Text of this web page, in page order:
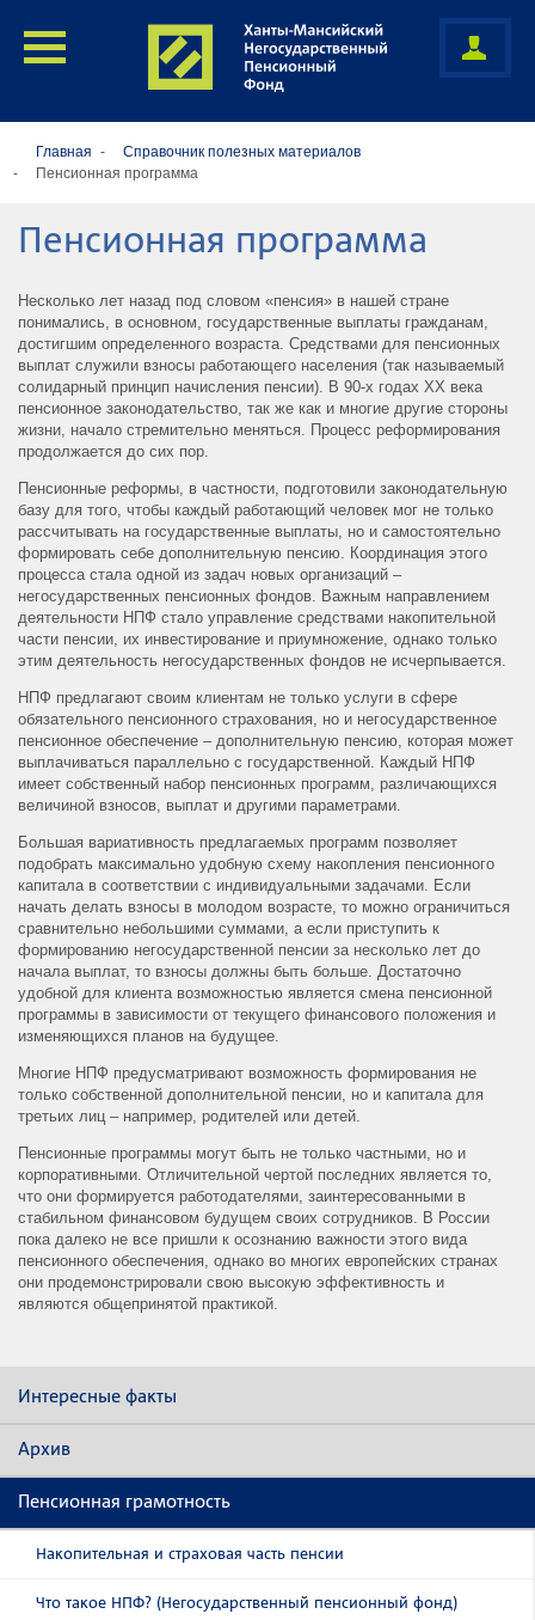
Главная
Cправочник полезных материалов
Пенсионная программа
Пенсионная программа
Несколько лет назад под словом «пенсия» в нашей стране
понимались, в основном, государственные выплаты гражданам,
достигшим определенного возраста. Средствами для пенсионных
выплат служили взносы работающего населения (так называемый
солидарный принцип начисления пенсии). В 90-х годах XX века
пенсионное законодательство, так же как и многие другие стороны
жизни, начало стремительно меняться. Процесс реформирования
продолжается до сих пор.
Пенсионные реформы, в частности, подготовили законодательную
базу для того, чтобы каждый работающий человек мог не только
рассчитывать на государственные выплаты, но и самостоятельно
формировать себе дополнительную пенсию. Координация этого
процесса стала одной из задач новых организаций –
негосударственных пенсионных фондов. Важным направлением
деятельности НПФ стало управление средствами накопительной
части пенсии, их инвестирование и приумножение, однако только
этим деятельность негосударственных фондов не исчерпывается.
НПФ предлагают своим клиентам не только услуги в сфере
обязательного пенсионного страхования, но и негосударственное
пенсионное обеспечение – дополнительную пенсию, которая может
выплачиваться параллельно с государственной. Каждый НПФ
имеет собственный набор пенсионных программ, различающихся
величиной взносов, выплат и другими параметрами.
Большая вариативность предлагаемых программ позволяет
подобрать максимально удобную схему накопления пенсионного
капитала в соответствии с индивидуальными задачами. Если
начать делать взносы в молодом возрасте, то можно ограничиться
сравнительно небольшими суммами, а если приступить к
формированию негосударственной пенсии за несколько лет до
начала выплат, то взносы должны быть больше. Достаточно
удобной для клиента возможностью является смена пенсионной
программы в зависимости от текущего финансового положения и
изменяющихся планов на будущее.
Многие НПФ предусматривают возможность формирования не
только собственной дополнительной пенсии, но и капитала для
третьих лиц – например, родителей или детей.
Пенсионные программы могут быть не только частными, но и
корпоративными. Отличительной чертой последних является то,
что они формируется работодателями, заинтересованными в
стабильном финансовом будущем своих сотрудников. В России
пока далеко не все пришли к осознанию важности этого вида
пенсионного обеспечения, однако во многих европейских странах
они продемонстрировали свою высокую эффективность и
являются общепринятой практикой.
Интересные факты
Архив
Пенсионная грамотность
Накопительная и страховая часть пенсии
Что такое НПФ? (Негосударственный пенсионный фонд)